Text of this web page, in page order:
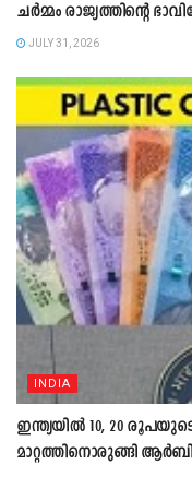
ചർമ്മം രാജ്യത്തിന്റെ
JULY 31, 2026
INDIA
ഇന്ത്യയിൽ 10, 20
മാറ്റത്തിനൊരുങ്ങി